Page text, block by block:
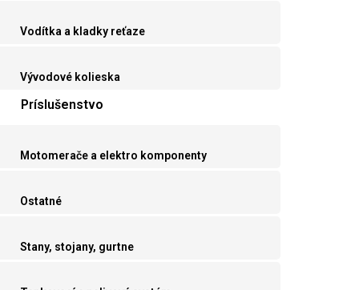
Vodítka a kladky reťaze
Vývodové kolieska
Príslušenstvo
Motomerače a elektro komponenty
Ostatné
Stany, stojany, gurtne